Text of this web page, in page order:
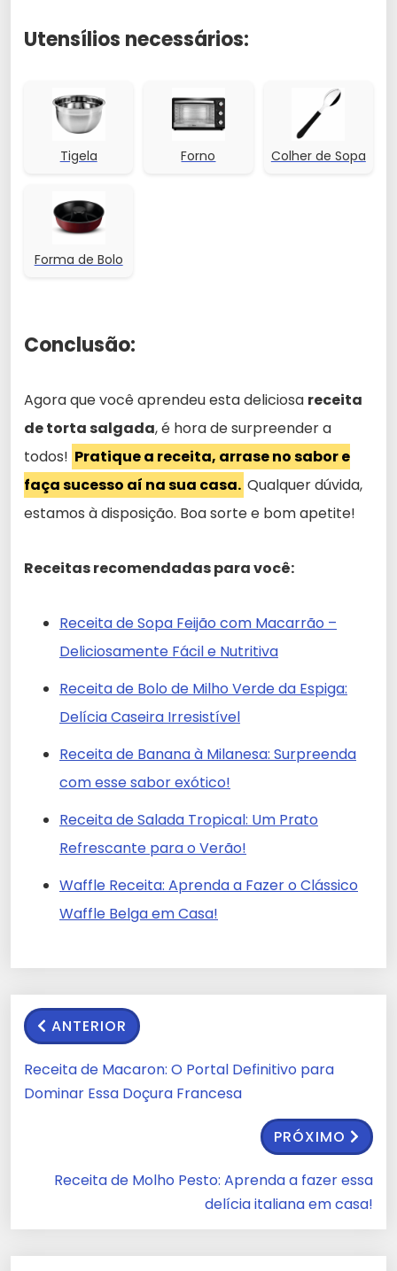
Utensílios necessários:
Tigela Forno Colher de Sopa
Forma de Bolo
Conclusão:
Agora que você aprendeu esta deliciosa receita
de torta salgada, é hora de surpreender a
todos! Pratique a receita, arrase no sabor e
faça sucesso aí na sua casa. Qualquer dúvida,
estamos à disposição. Boa sorte e bom apetite!
Receitas recomendadas para você:
Receita de Sopa Feijão com Macarrão –
Deliciosamente Fácil e Nutritiva
Receita de Bolo de Milho Verde da Espiga:
Delícia Caseira Irresistível
Receita de Banana à Milanesa: Surpreenda
com esse sabor exótico!
Receita de Salada Tropical: Um Prato
Refrescante para o Verão!
Waffle Receita: Aprenda a Fazer o Clássico
Waffle Belga em Casa!
ANTERIOR
Receita de Macaron: O Portal Definitivo para
Dominar Essa Doçura Francesa
PRÓXIMO
Receita de Molho Pesto: Aprenda a fazer essa
delícia italiana em casa!